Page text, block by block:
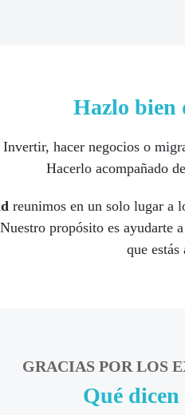
Hazlo bien
Invertir, hacer negocios o
Hacerlo acompañado
reunimos en un solo lugar a
propósito es ayudarte
que
GRACIAS POR LOS
Qué dicen